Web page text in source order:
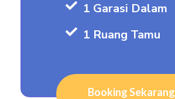
1 Garasi Dalam
1 Ruang Tamu
Booking Sekarang